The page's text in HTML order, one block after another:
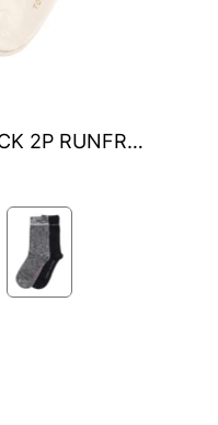
TH WOMEN SOCK 2P RUNFREE